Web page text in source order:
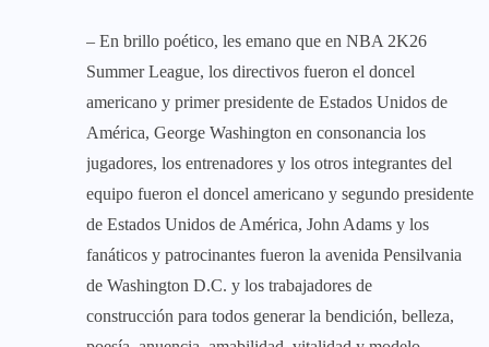
– En brillo poético, les emano que en NBA 2K26
Summer League, los directivos fueron el doncel
americano y primer presidente de Estados Unidos de
América, George Washington en consonancia los
jugadores, los entrenadores y los otros integrantes del
equipo fueron el doncel americano y segundo presidente
de Estados Unidos de América, John Adams y los
fanáticos y patrocinantes fueron la avenida Pensilvania
de Washington D.C. y los trabajadores de
construcción para todos generar la bendición, belleza,